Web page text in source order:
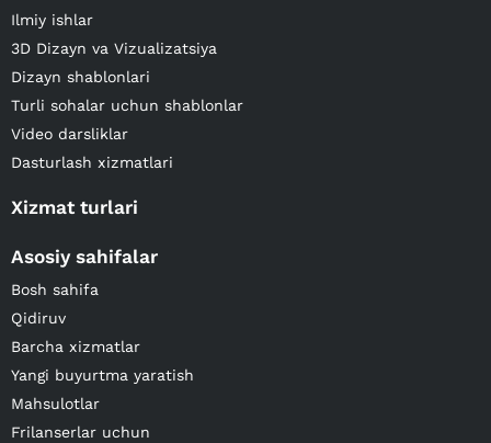
Ilmiy ishlar
3D Dizayn va Vizualizatsiya
Dizayn shablonlari
Turli sohalar uchun shablonlar
Video darsliklar
Dasturlash xizmatlari
Xizmat turlari
Asosiy sahifalar
Bosh sahifa
Qidiruv
Barcha xizmatlar
Yangi buyurtma yaratish
Mahsulotlar
Frilanserlar uchun